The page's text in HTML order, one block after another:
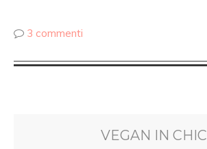
3 commenti
VEGAN IN CHIC